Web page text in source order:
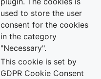
used to store the user
consent for the cookies
in the category
"Necessary".
This cookie is set by
GDPR Cookie Consent